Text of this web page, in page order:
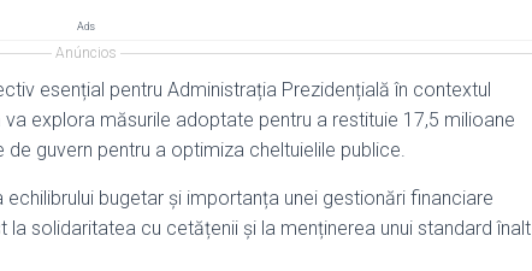
Ads
Anúncios
esențial pentru Administrația Prezidențială în contextul
explora măsurile adoptate pentru a restituie 17,5 milioane
guvern pentru a optimiza cheltuielile publice.
bugetar și importanța unei gestionări financiare
solidaritatea cu cetățenii și la menținerea unui standard înalt